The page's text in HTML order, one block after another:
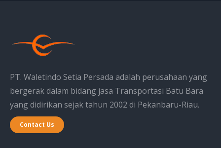
PT. Waletindo Setia Persada adalah perusahaan yang
bergerak dalam bidang jasa Transportasi Batu Bara
yang didirikan sejak tahun 2002 di Pekanbaru-Riau.
Contact Us